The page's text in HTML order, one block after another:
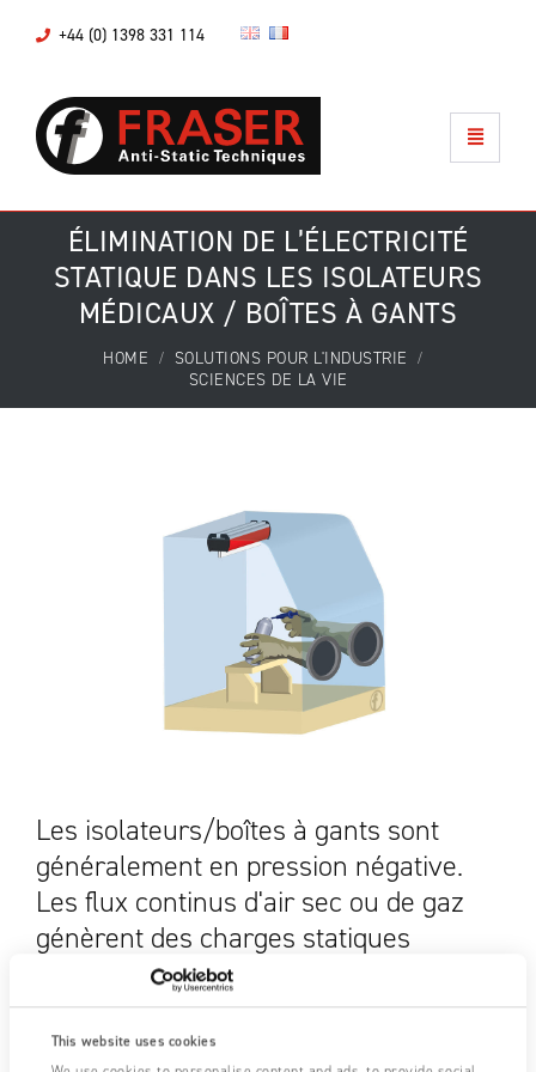
This website uses cookies
+44 (0) 1398 331 114
ÉLIMINATION DE L’ÉLECTRICITÉ
STATIQUE DANS LES ISOLATEURS
MÉDICAUX / BOÎTES À GANTS
HOME
SOLUTIONS POUR L'INDUSTRIE
SCIENCES DE LA VIE
Les isolateurs/boîtes à gants sont
généralement en pression négative.
Les flux continus d'air sec ou de gaz
génèrent des charges statiques
environnementales gênantes qui
peuvent provoquer l'attraction de
contaminants ou le dysfonctionnement